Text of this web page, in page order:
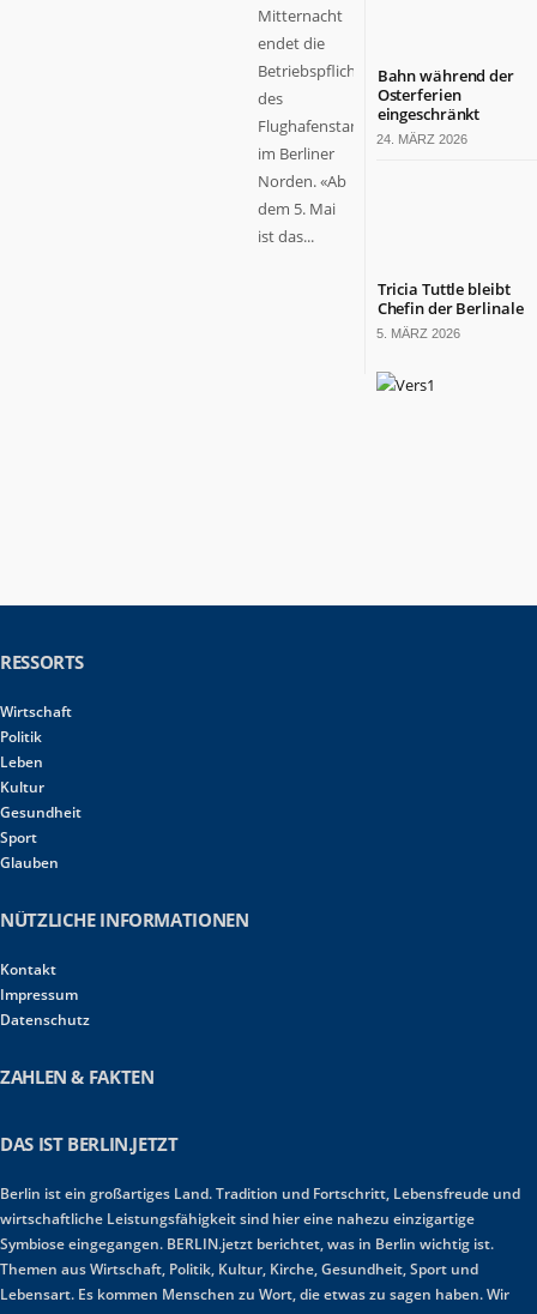
Mitternacht
endet die
Betriebspflicht
des
Flughafenstandorts
im Berliner
Norden. «Ab
dem 5. Mai
ist das...
Bahn während der
Osterferien
eingeschränkt
24. MÄRZ 2026
Tricia Tuttle bleibt
Chefin der Berlinale
5. MÄRZ 2026
RESSORTS
Wirtschaft
Politik
Leben
Kultur
Gesundheit
Sport
Glauben
NÜTZLICHE INFORMATIONEN
Kontakt
Impressum
Datenschutz
ZAHLEN & FAKTEN
DAS IST BERLIN.JETZT
Berlin ist ein großartiges Land. Tradition und Fortschritt, Lebensfreude und
wirtschaftliche Leistungsfähigkeit sind hier eine nahezu einzigartige
Symbiose eingegangen. BERLIN.jetzt berichtet, was in Berlin wichtig ist.
Themen aus Wirtschaft, Politik, Kultur, Kirche, Gesundheit, Sport und
Lebensart. Es kommen Menschen zu Wort, die etwas zu sagen haben. Wir